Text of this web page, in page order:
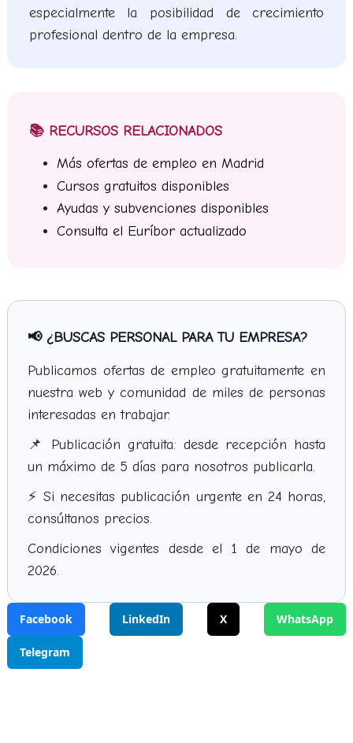
especialmente la posibilidad de crecimiento
profesional dentro de la empresa.
📚 RECURSOS RELACIONADOS
Más ofertas de empleo en Madrid
Cursos gratuitos disponibles
Ayudas y subvenciones disponibles
Consulta el Euríbor actualizado
📢 ¿BUSCAS PERSONAL PARA TU EMPRESA?
Publicamos ofertas de empleo gratuitamente en
nuestra web y comunidad de miles de personas
interesadas en trabajar.
📌 Publicación gratuita: desde recepción hasta
un máximo de 5 días para nosotros publicarla.
⚡ Si necesitas publicación urgente en 24 horas,
consúltanos precios.
Condiciones vigentes desde el 1 de mayo de
2026.
Facebook LinkedIn X WhatsApp
Telegram